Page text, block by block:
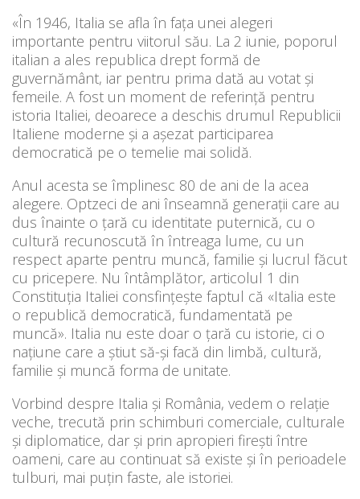
«În 1946, Italia se afla în fața unei alegeri
importante pentru viitorul său. La 2 iunie, poporul
italian a ales republica drept formă de
guvernământ, iar pentru prima dată au votat și
femeile. A fost un moment de referință pentru
istoria Italiei, deoarece a deschis drumul Republicii
Italiene moderne și a așezat participarea
democratică pe o temelie mai solidă.
Anul acesta se împlinesc 80 de ani de la acea
alegere. Optzeci de ani înseamnă generații care au
dus înainte o țară cu identitate puternică, cu o
cultură recunoscută în întreaga lume, cu un
respect aparte pentru muncă, familie și lucrul făcut
cu pricepere. Nu întâmplător, articolul 1 din
Constituția Italiei consfințește faptul că «Italia este
o republică democratică, fundamentată pe
muncă». Italia nu este doar o țară cu istorie, ci o
națiune care a știut să-și facă din limbă, cultură,
familie și muncă forma de unitate.
Vorbind despre Italia și România, vedem o relație
veche, trecută prin schimburi comerciale, culturale
și diplomatice, dar și prin apropieri firești între
oameni, care au continuat să existe și în perioadele
tulburi, mai puțin faste, ale istoriei.